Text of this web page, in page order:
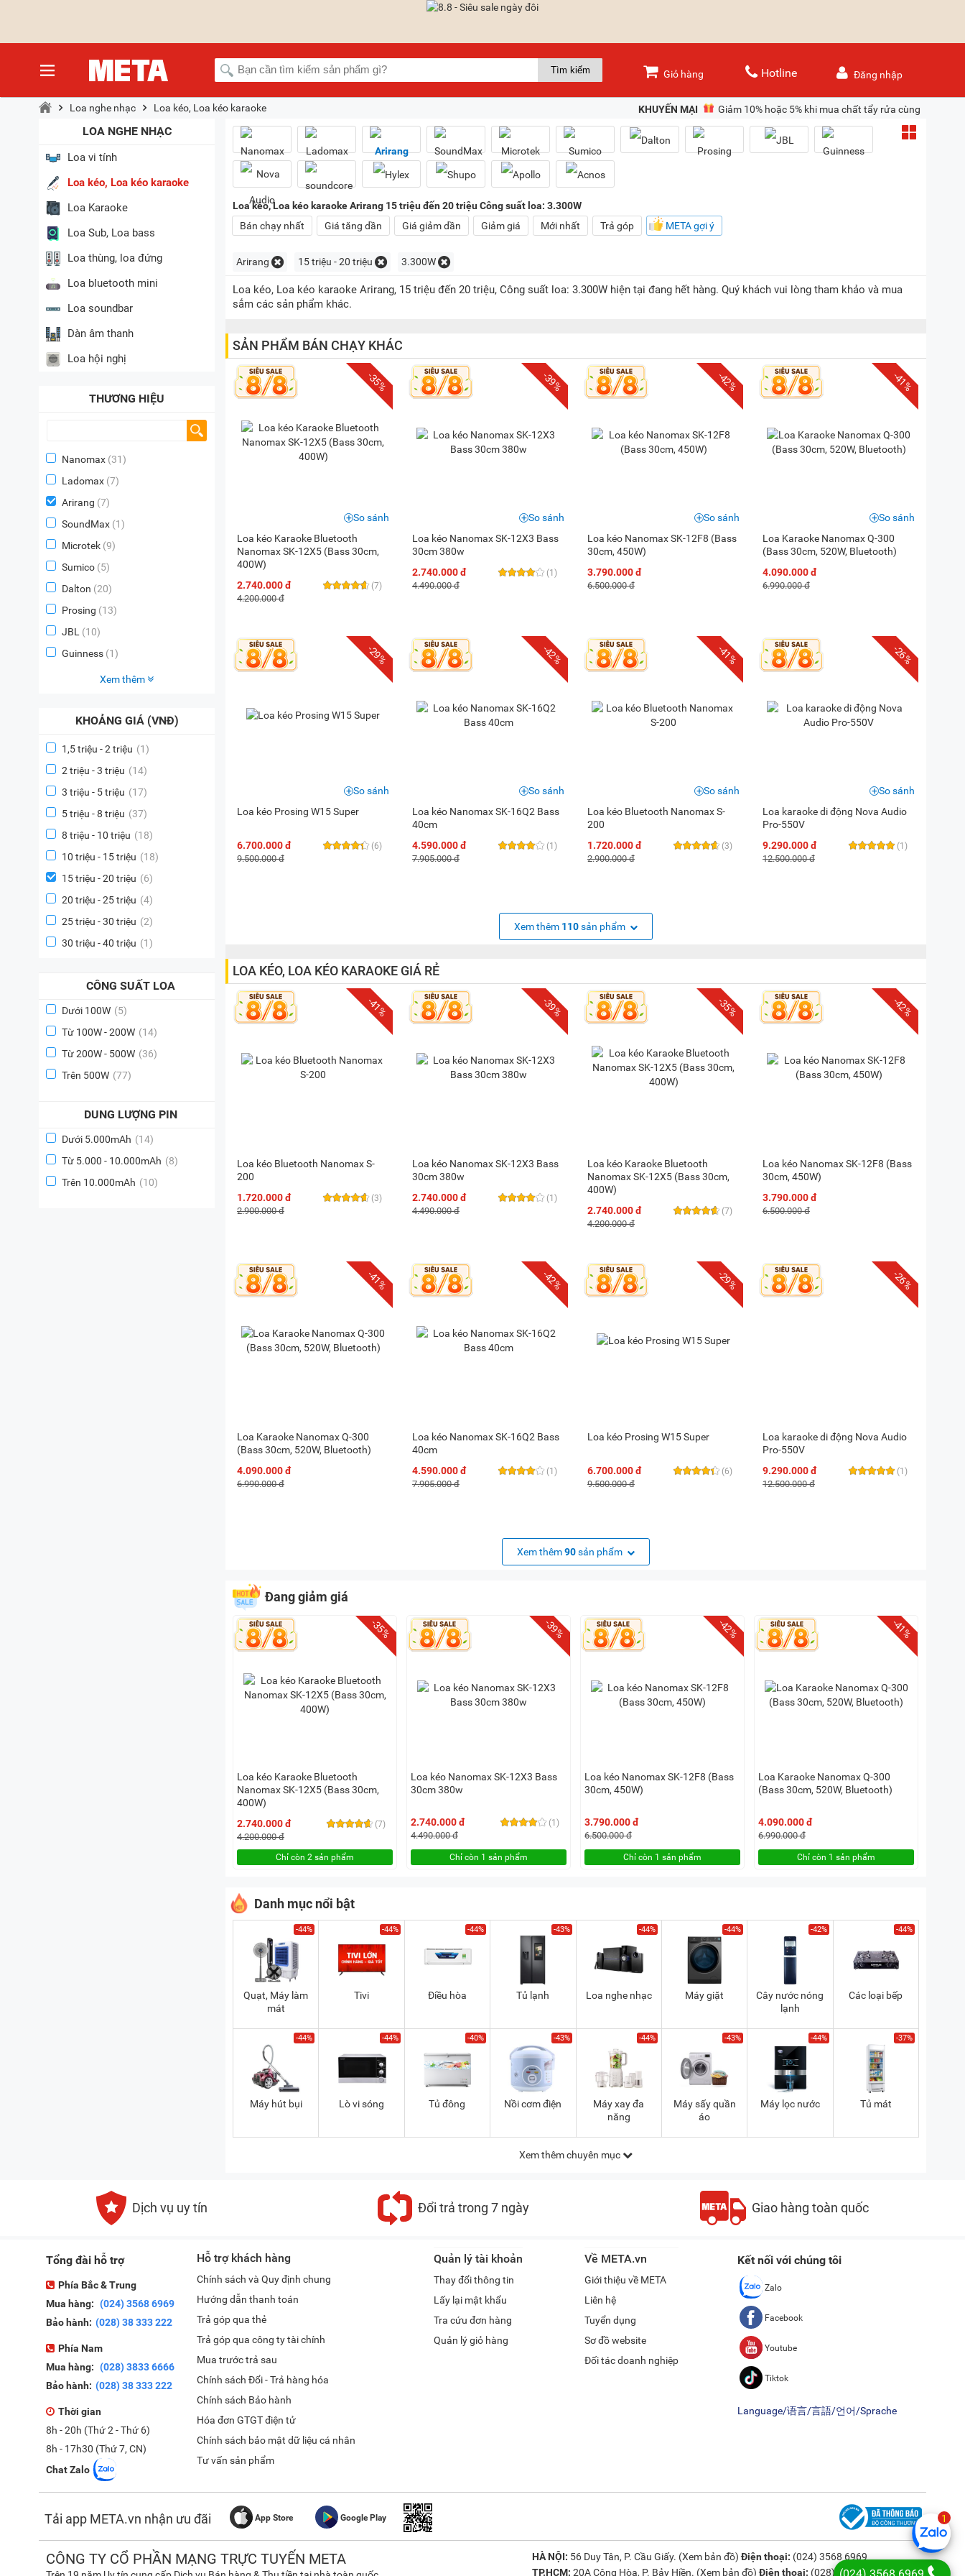
Đăng nhập
Giỏ hàng Hotline
KHUYẾN MẠI Giảm 10% hoặc 5% khi mua chất tẩy rửa cùng máy rửa
Loa nghe nhạc Loa kéo, Loa kéo karaoke
LOA NGHE NHẠC
Loa vi tính
Loa kéo, Loa kéo karaoke
Loa Karaoke
Loa Sub, Loa bass
Loa thùng, loa đứng
Loa bluetooth mini
Loa soundbar
Dàn âm thanh
Loa hội nghị
THƯƠNG HIỆU
Nanomax (31)
Ladomax (7)
Arirang (7)
SoundMax (1)
Microtek (9)
Sumico (5)
Dalton (20)
Prosing (13)
JBL (10)
Guinness (1)
Xem thêm
KHOẢNG GIÁ (VNĐ)
1,5 triệu - 2 triệu (1)
2 triệu - 3 triệu (14)
3 triệu - 5 triệu (17)
5 triệu - 8 triệu (37)
8 triệu - 10 triệu (18)
10 triệu - 15 triệu (18)
15 triệu - 20 triệu (6)
20 triệu - 25 triệu (4)
25 triệu - 30 triệu (2)
30 triệu - 40 triệu (1)
CÔNG SUẤT LOA
Dưới 100W (5)
Từ 100W - 200W (14)
Từ 200W - 500W (36)
Trên 500W (77)
DUNG LƯỢNG PIN
Dưới 5.000mAh (14)
Từ 5.000 - 10.000mAh (8)
Trên 10.000mAh (10)
Loa kéo, Loa kéo karaoke Arirang 15 triệu đến 20 triệu Công suất loa: 3.300W
Bán chạy nhất
Giá tăng dần Giá giảm dần Giảm giá Mới nhất Trả góp META gợi ý
Arirang 15 triệu - 20 triệu 3.300W
Loa kéo, Loa kéo karaoke Arirang, 15 triệu đến 20 triệu, Công suất loa: 3.300W hiện tại đang hết hàng. Quý khách vui lòng tham khảo và mua
sắm các sản phẩm khác.
SẢN PHẨM BÁN CHẠY KHÁC
-35%
Loa kéo Karaoke Bluetooth
Nanomax SK-12X5 (Bass 30cm,
400W)
(7)
2.740.000 đ
4.200.000 đ
So sánh
-39%
Loa kéo Nanomax SK-12X3 Bass
30cm 380w
(1)
2.740.000 đ
4.490.000 đ
So sánh
-42%
Loa kéo Nanomax SK-12F8 (Bass
30cm, 450W)
3.790.000 đ
6.500.000 đ
So sánh
-41%
Loa Karaoke Nanomax Q-300
(Bass 30cm, 520W, Bluetooth)
4.090.000 đ
6.990.000 đ
So sánh
-29%
Loa kéo Prosing W15 Super
(6)
6.700.000 đ
9.500.000 đ
So sánh
-42%
Loa kéo Nanomax SK-16Q2 Bass
40cm
(1)
4.590.000 đ
7.905.000 đ
So sánh
-41%
Loa kéo Bluetooth Nanomax S-
200
(3)
1.720.000 đ
2.900.000 đ
So sánh
-26%
Loa karaoke di động Nova Audio
Pro-550V
(1)
9.290.000 đ
12.500.000 đ
So sánh
Xem thêm 110sản phẩm
LOA KÉO, LOA KÉO KARAOKE GIÁ RẺ
-41%
Loa kéo Bluetooth Nanomax S-
200
(3)
1.720.000 đ
2.900.000 đ
-39%
Loa kéo Nanomax SK-12X3 Bass
30cm 380w
(1)
2.740.000 đ
4.490.000 đ
-35%
Loa kéo Karaoke Bluetooth
Nanomax SK-12X5 (Bass 30cm,
400W)
(7)
2.740.000 đ
4.200.000 đ
-42%
Loa kéo Nanomax SK-12F8 (Bass
30cm, 450W)
3.790.000 đ
6.500.000 đ
-41%
Loa Karaoke Nanomax Q-300
(Bass 30cm, 520W, Bluetooth)
4.090.000 đ
6.990.000 đ
-42%
Loa kéo Nanomax SK-16Q2 Bass
40cm
(1)
4.590.000 đ
7.905.000 đ
-29%
Loa kéo Prosing W15 Super
(6)
6.700.000 đ
9.500.000 đ
-26%
Loa karaoke di động Nova Audio
Pro-550V
(1)
9.290.000 đ
12.500.000 đ
Xem thêm90sản phẩm
Đang giảm giá
-35%
Loa kéo Karaoke Bluetooth
Nanomax SK-12X5 (Bass 30cm,
400W)
(7)
2.740.000 đ
4.200.000 đ
Chỉ còn 2 sản phẩm
-39%
Loa kéo Nanomax SK-12X3 Bass
30cm 380w
(1)
2.740.000 đ
4.490.000 đ
Chỉ còn 1 sản phẩm
-42%
Loa kéo Nanomax SK-12F8 (Bass
30cm, 450W)
3.790.000 đ
6.500.000 đ
Chỉ còn 1 sản phẩm
-41%
Loa Karaoke Nanomax Q-300
(Bass 30cm, 520W, Bluetooth)
4.090.000 đ
6.990.000 đ
Chỉ còn 1 sản phẩm
Danh mục nổi bật
-44%
Quạt, Máy làm
mát
-44%
Tivi
-44%
Điều hòa
-43%
Tủ lạnh
-44%
Loa nghe nhạc
-44%
Máy giặt
-42%
Cây nước nóng
lạnh
-44%
Các loại bếp
-44%
Máy hút bụi
-44%
Lò vi sóng
-40%
Tủ đông
-43%
Nồi cơm điện
-44%
Máy xay đa
năng
-43%
Máy sấy quần
áo
-44%
Máy lọc nước
-37%
Tủ mát
Xem thêm chuyên mục
Dịch vụ uy tín Đổi trả trong 7 ngày Giao hàng toàn quốc
Tổng đài hỗ trợ
Phía Bắc & Trung
Mua hàng: (024) 3568 6969
Bảo hành: (028) 38 333 222
Phía Nam
Mua hàng: (028) 3833 6666
Bảo hành: (028) 38 333 222
Thời gian
8h - 20h (Thứ 2 - Thứ 6)
8h - 17h30 (Thứ 7, CN)
Chat Zalo
Kết nối với chúng tôi
Zalo
Facebook
Youtube
Tiktok
Tải app META.vn nhận ưu đãi App Store Google Play
Language/语言/言語/언어/Sprache
CÔNG TY CỔ PHẦN MẠNG TRỰC TUYẾN META HÀ NỘI: 56 Duy Tân, P. Cầu Giấy. (Xem bản đồ) Điện thoại: (024) 3568 6969
TP.HCM: 20A Cộng Hòa, P. Bảy Hiền. (Xem bản đồ) Điện thoại: (028) 3833 6666
Hỗ trợ khách hàng
Chính sách và Quy định chung
Hướng dẫn thanh toán
Trả góp qua thẻ
Trả góp qua công ty tài chính
Mua trước trả sau
Chính sách Đổi - Trả hàng hóa
Chính sách Bảo hành
Hóa đơn GTGT điện tử
Chính sách bảo mật dữ liệu cá nhân
Tư vấn sản phẩm
Quản lý tài khoản
Thay đổi thông tin
Lấy lại mật khẩu
Tra cứu đơn hàng
Quản lý giỏ hàng
Về META.vn
Giới thiệu về META
Liên hệ
Tuyển dụng
Sơ đồ website
Đối tác doanh nghiệp